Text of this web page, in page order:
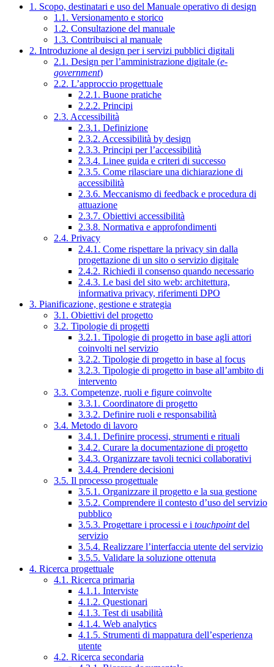
1. Scopo, destinatari e uso del Manuale operativo di design
1.1. Versionamento e storico
1.2. Consultazione del manuale
1.3. Contribuisci al manuale
2. Introduzione al design per i servizi pubblici digitali
2.1. Design per l’amministrazione digitale (e-
government)
2.2. L’approccio progettuale
2.2.1. Buone pratiche
2.2.2. Principi
2.3. Accessibilità
2.3.1. Definizione
2.3.2. Accessibilità by design
2.3.3. Principi per l’accessibilità
2.3.4. Linee guida e criteri di successo
2.3.5. Come rilasciare una dichiarazione di
accessibilità
2.3.6. Meccanismo di feedback e procedura di
attuazione
2.3.7. Obiettivi accessibilità
2.3.8. Normativa e approfondimenti
2.4. Privacy
2.4.1. Come rispettare la privacy sin dalla
progettazione di un sito o servizio digitale
2.4.2. Richiedi il consenso quando necessario
2.4.3. Le basi del sito web: architettura,
informativa privacy, riferimenti DPO
3. Pianificazione, gestione e strategia
3.1. Obiettivi del progetto
3.2. Tipologie di progetti
3.2.1. Tipologie di progetto in base agli attori
coinvolti nel servizio
3.2.2. Tipologie di progetto in base al focus
3.2.3. Tipologie di progetto in base all’ambito di
intervento
3.3. Competenze, ruoli e figure coinvolte
3.3.1. Coordinatore di progetto
3.3.2. Definire ruoli e responsabilità
3.4. Metodo di lavoro
3.4.1. Definire processi, strumenti e rituali
3.4.2. Curare la documentazione di progetto
3.4.3. Organizzare tavoli tecnici collaborativi
3.4.4. Prendere decisioni
3.5. Il processo progettuale
3.5.1. Organizzare il progetto e la sua gestione
3.5.2. Comprendere il contesto d’uso del servizio
pubblico
3.5.3. Progettare i processi e i touchpointdel
servizio
3.5.4. Realizzare l’interfaccia utente del servizio
3.5.5. Validare la soluzione ottenuta
4. Ricerca progettuale
4.1. Ricerca primaria
4.1.1. Interviste
4.1.2. Questionari
4.1.3. Test di usabilità
4.1.4. Web analytics
4.1.5. Strumenti di mappatura dell’esperienza
utente
4.2. Ricerca secondaria